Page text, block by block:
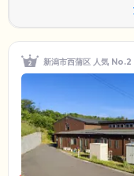
新潟市西蒲区 人気 No.2